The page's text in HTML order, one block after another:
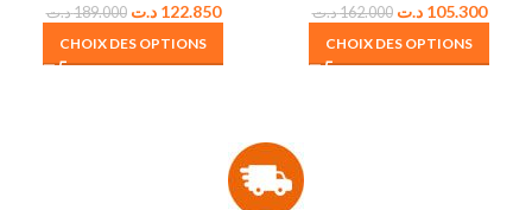
189.000د.ت 122.850 د.ت
CHOIX DES OPTIONS
162.000د.ت 105.300 د.ت
CHOIX DES OPTIONS